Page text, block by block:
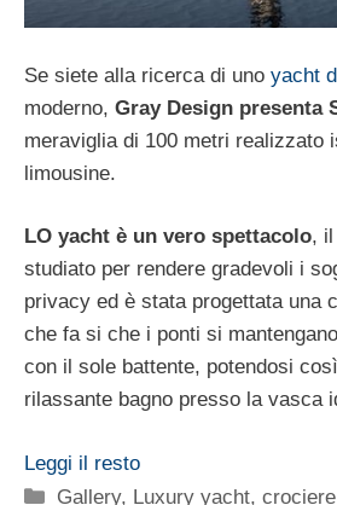
Se siete alla ricerca di uno yacht
moderno, Gray Design presenta
meraviglia di 100 metri realizzato
limousine.
LO yacht è un vero spettacolo,
studiato per rendere gradevoli i
privacy ed è stata progettata una
che fa si che i ponti si
con il sole battente, potendosi
rilassante bagno presso la vasca
Leggi il resto
Categorie
Gallery, Luxury yacht, crociere